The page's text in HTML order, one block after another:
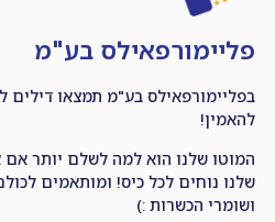
פליימורפאילס בע"מ
בפליימורפאילס בע"מ תמצאו
להאמין!
המוטו שלנו הוא למה לשלם יותר
שלנו נוחים לכל כיס! ומותאמים
ושומרי הכשרות :)